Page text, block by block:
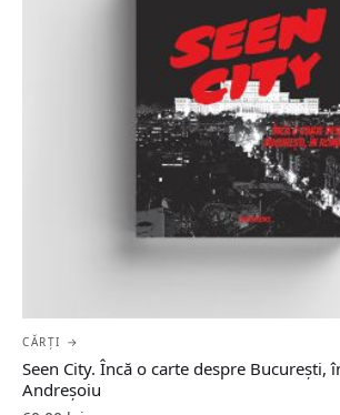
CĂRȚI →
Seen City. Încă o carte despre București,
Andreșoiu